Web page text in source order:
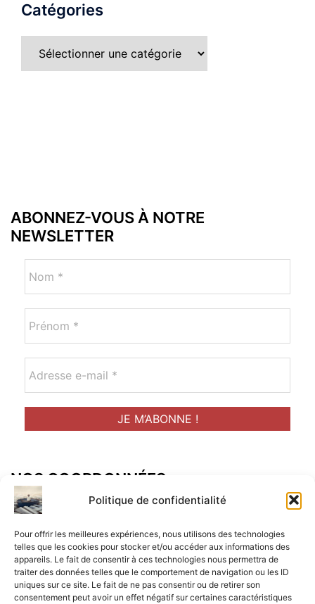
Politique de confidentialité
Pour offrir les meilleures expériences, nous utilisons des technologies
telles que les cookies pour stocker et/ou accéder aux informations des
appareils. Le fait de consentir à ces technologies nous permettra de
traiter des données telles que le comportement de navigation ou les ID
uniques sur ce site. Le fait de ne pas consentir ou de retirer son
consentement peut avoir un effet négatif sur certaines caractéristiques
Catégories
ABONNEZ-VOUS À NOTRE
NEWSLETTER
NOS COORDONNÉES
Adresse postal :
ALCF
34 Rue René Brunen
33950 LEGE CAP-FERRET
Mail :